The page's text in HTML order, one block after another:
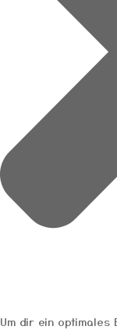
Um dir ein optimales